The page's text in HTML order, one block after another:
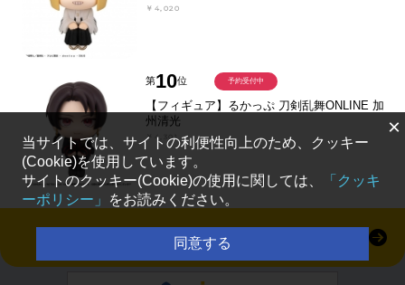
￥4,020
第10位
【フィギュア】るかっぷ 刀剣乱舞ONLINE 加
州清光
￥4,301
予約受付中
すべて見る
×
当サイトでは、サイトの利便性向上のため、クッキー
(Cookie)を使用しています。
サイトのクッキー(Cookie)の使用に関しては、
「クッキ
ーポリシー」
をお読みください。
同意する